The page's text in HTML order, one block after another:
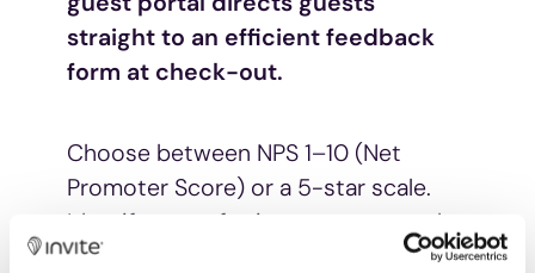
straight to an efficient feedback
form at check-out.
Choose between NPS 1–10 (Net
Promoter Score) or a 5-star scale.
Identify areas for improvement early
and create custom questions for